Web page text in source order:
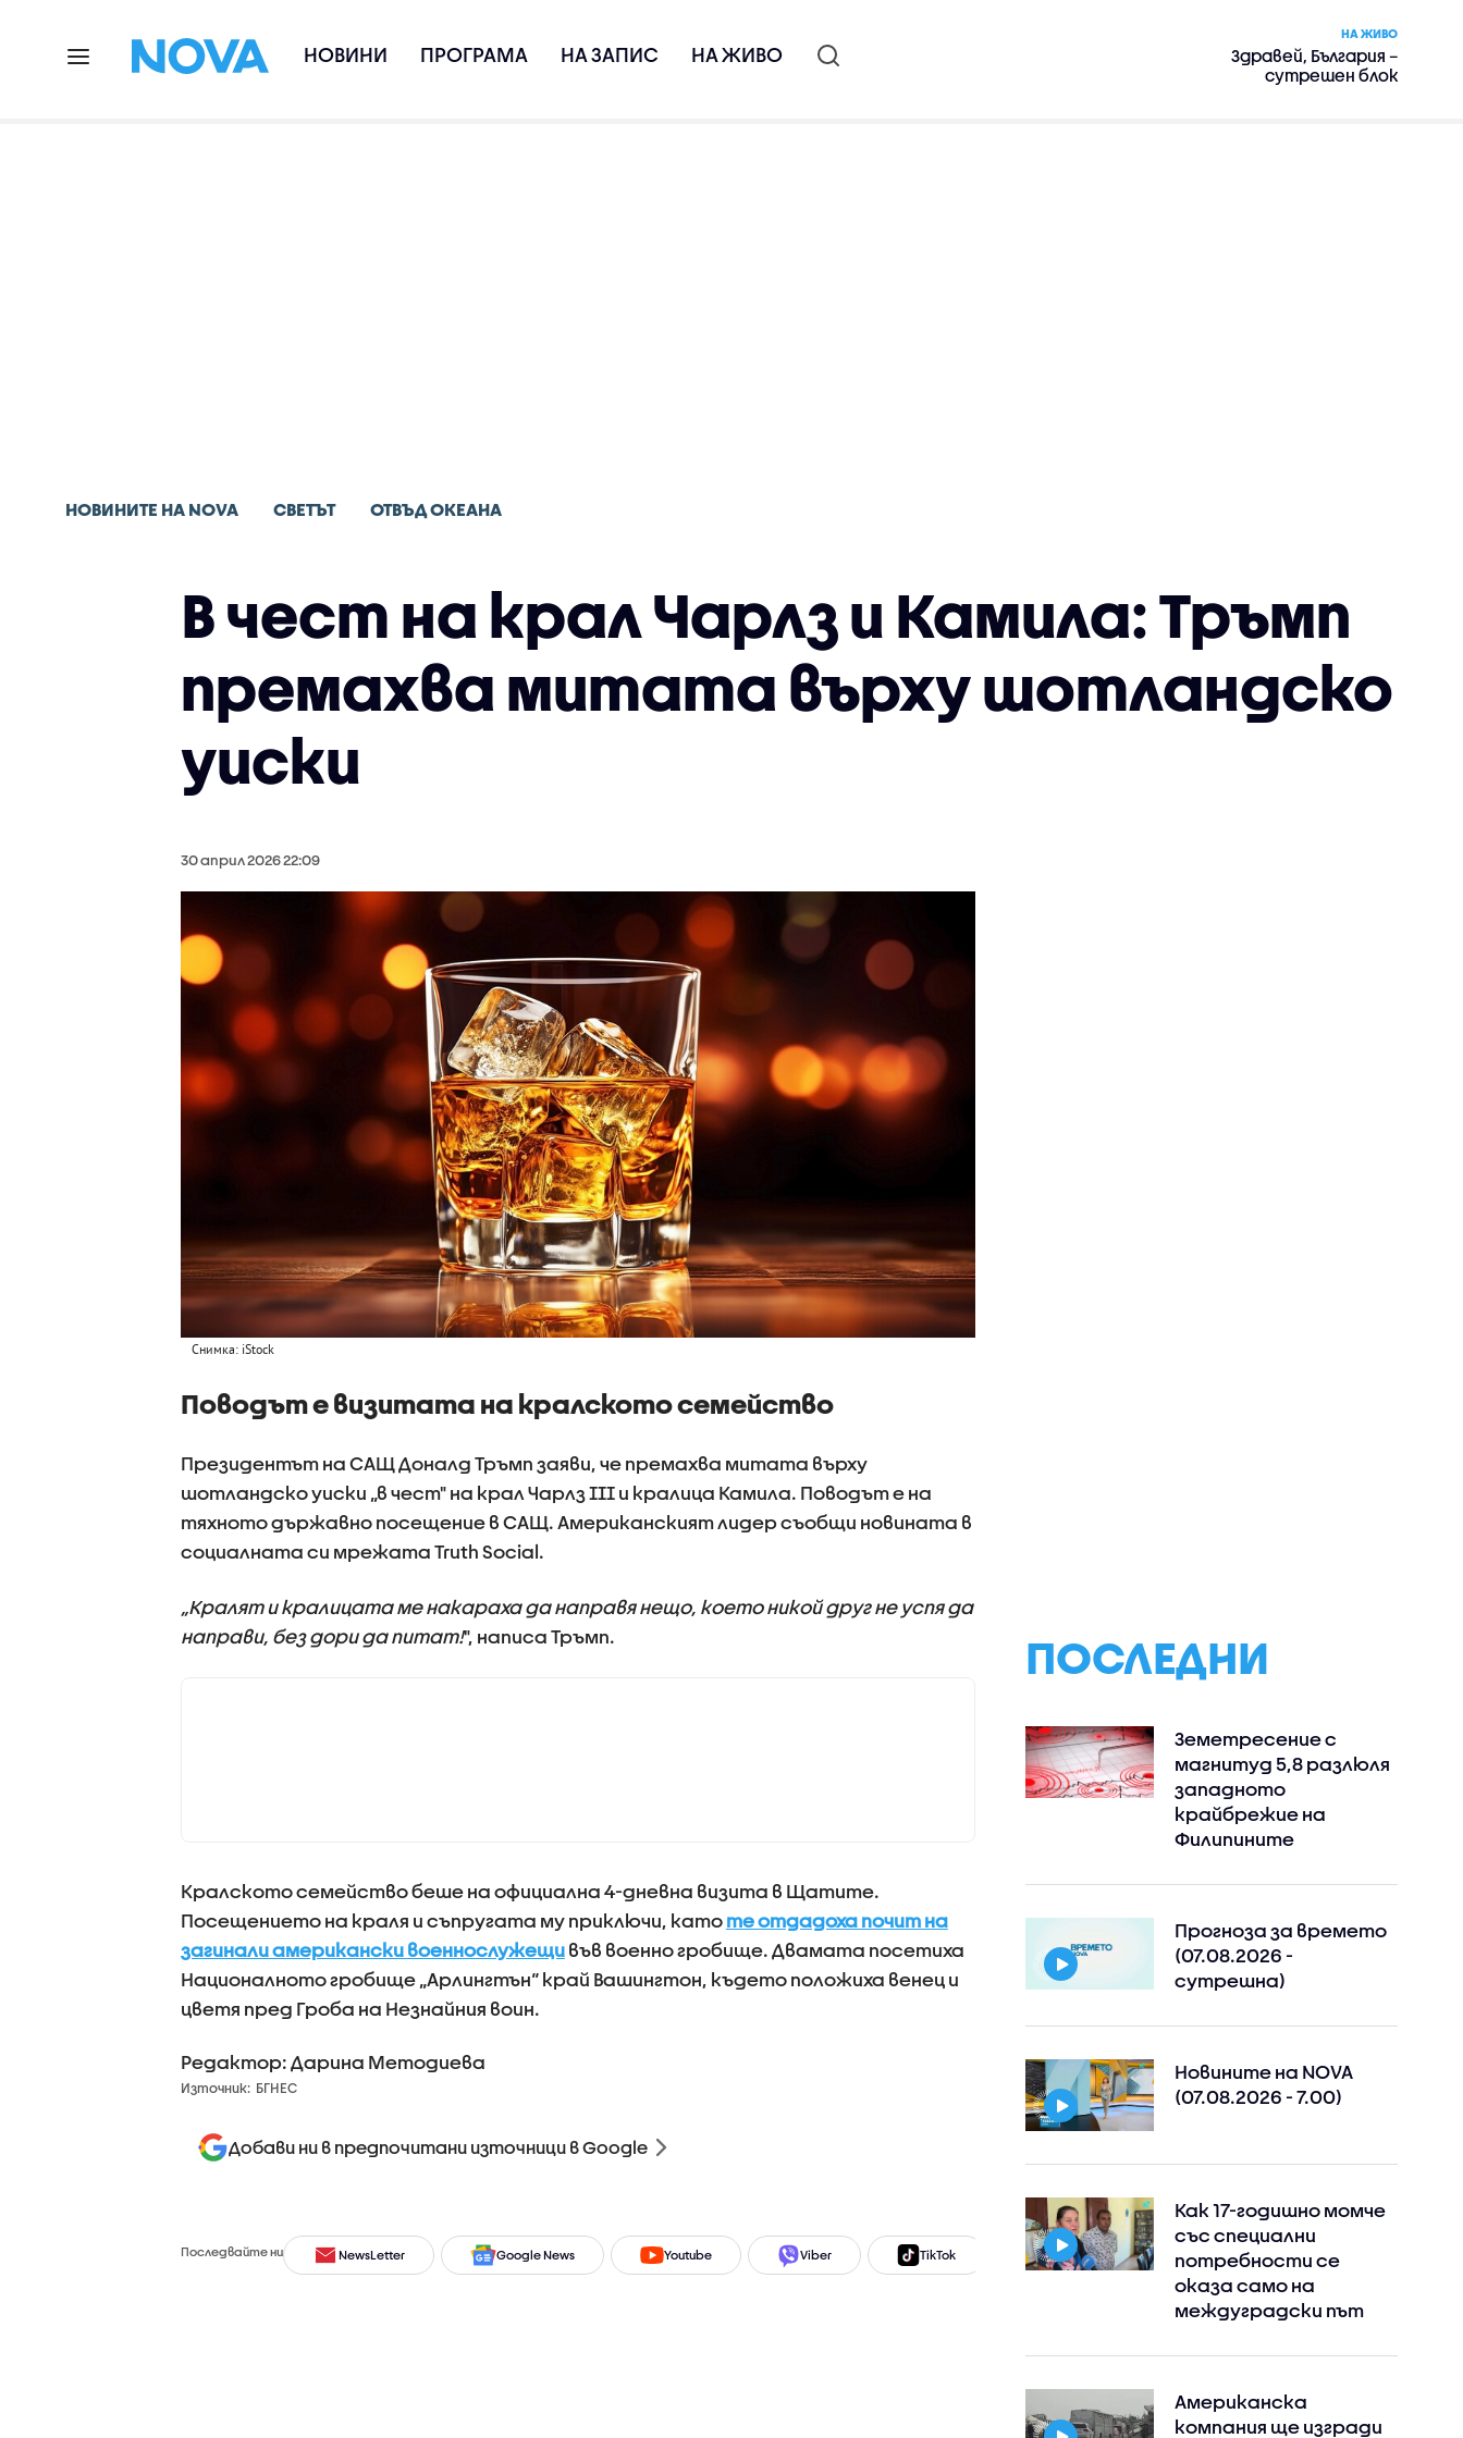
НОВИНИ ПРОГРАМА НА ЗАПИС НА ЖИВО
НА ЖИВО
Здравей, България –
сутрешен блок
НОВИНИТЕ НА NOVA СВЕТЪТ ОТВЪД ОКЕАНА
В чест на крал Чарлз и Камила: Тръмп
премахва митата върху шотландско
уиски
30 април 2026 22:09
Снимка: iStock
Поводът е визитата на кралското семейство
Президентът на САЩ Доналд Тръмп заяви, че премахва митата върху
шотландско уиски „в чест" на крал Чарлз III и кралица Камила. Поводът е на
тяхното държавно посещение в САЩ. Американският лидер съобщи новината в
социалната си мрежата Truth Social.
„Кралят и кралицата ме накараха да направя нещо, което никой друг не успя да
направи, без дори да питат!", написа Тръмп.
Кралското семейство беше на официална 4-дневна визита в Щатите.
Посещението на краля и съпругата му приключи, като те отдадоха почит на
загинали американски военнослужещивъв военно гробище. Двамата посетиха
Националното гробище „Арлингтън“ край Вашингтон, където положиха венец и
цветя пред Гроба на Незнайния воин.
Редактор: Дарина Методиева
Източник: БГНЕС
Добави ни в предпочитани източници в Google
Последвайте ни NewsLetter Google News Youtube Viber TikTok Instagram Facebook
ПОСЛЕДНИ
Земетресение с
магнитуд 5,8 разлюля
западното
крайбрежие на
Филипините
Прогноза за времето
(07.08.2026 -
сутрешна)
Новините на NOVA
(07.08.2026 - 7.00)
Как 17-годишно момче
със специални
потребности се
оказа само на
междуградски път
Американска
компания ще изгради